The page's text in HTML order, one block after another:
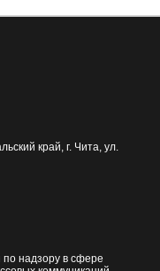
край, г. Чита, ул.
надзору в сфере